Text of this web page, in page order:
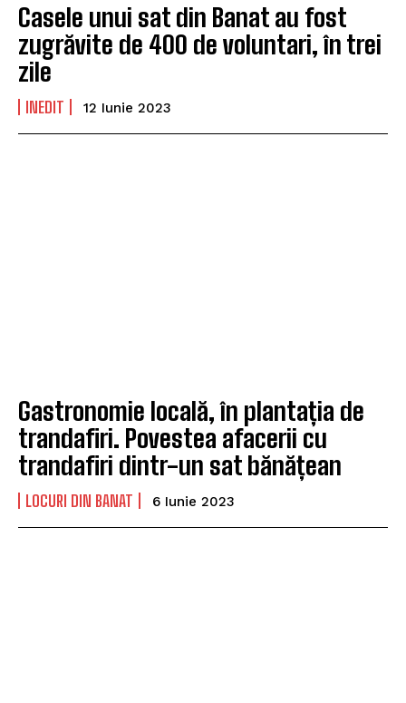
Casele unui sat din Banat au fost
zugrăvite de 400 de voluntari, în trei
zile
INEDIT 12 Iunie 2023
Gastronomie locală, în plantația de
trandafiri. Povestea afacerii cu
trandafiri dintr-un sat bănățean
LOCURI DIN BANAT 6 Iunie 2023